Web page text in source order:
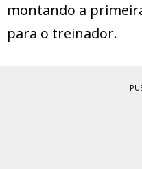
montando a
para o treinador.